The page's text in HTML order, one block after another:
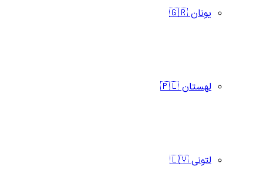
یونان 🇬🇷
لهستان 🇵🇱
لتونی 🇱🇻